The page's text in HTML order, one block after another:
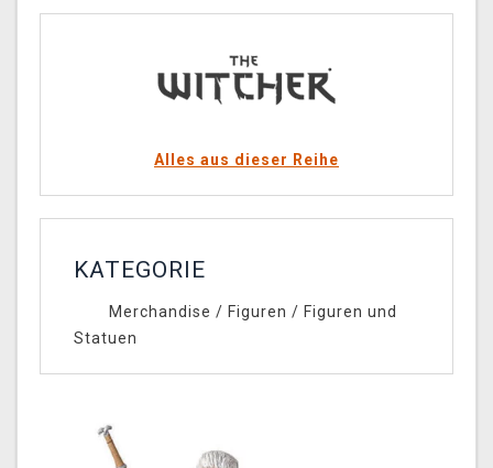
Alles aus dieser Reihe
KATEGORIE
Merchandise / Figuren / Figuren und
Statuen